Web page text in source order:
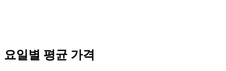
요일별 평균 가격